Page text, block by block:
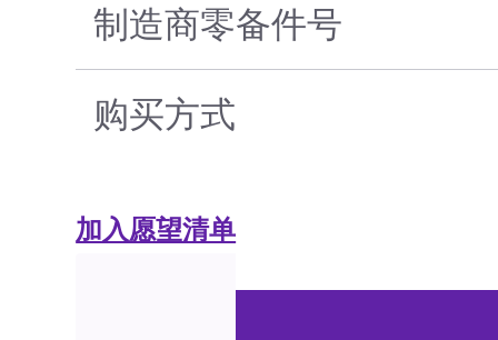
制造商零备件号
购买方式
加入愿望清单